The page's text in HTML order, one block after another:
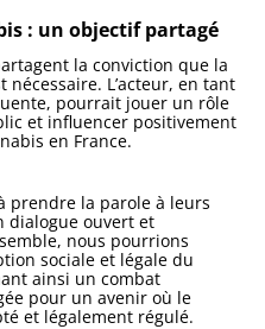
: un objectif partagé
la conviction que la
L’acteur, en tant
pourrait jouer un rôle
et influencer positivement
en France.
prendre la parole à leurs
dialogue ouvert et
nous pourrions
sociale et légale du
ainsi un combat
pour un avenir où le
et légalement régulé.